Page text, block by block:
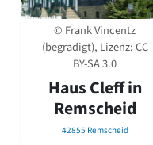
David Chipperfield
Harald Deilmann
Gottfried Böhm
Schneider von Esleben
Auszeichnung
Big Beautiful
© Frank Vincentz
(begradigt), Lizenz:CC
BY-SA 3.0
Haus Cleff in
Remscheid
42855 Remscheid